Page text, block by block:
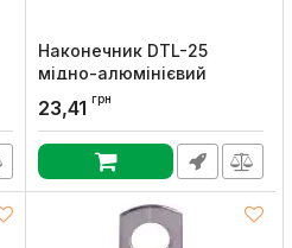
Наконечник DTL-25
мідно-алюмінієвий
кабельний, UEC
Артикул:
23,41 грн